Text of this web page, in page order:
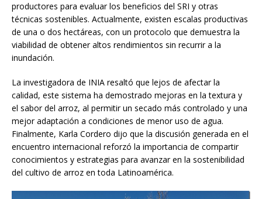
productores para evaluar los beneficios del SRI y otras
técnicas sostenibles. Actualmente, existen escalas productivas
de una o dos hectáreas, con un protocolo que demuestra la
viabilidad de obtener altos rendimientos sin recurrir a la
inundación.
La investigadora de INIA resaltó que lejos de afectar la
calidad, este sistema ha demostrado mejoras en la textura y
el sabor del arroz, al permitir un secado más controlado y una
mejor adaptación a condiciones de menor uso de agua.
Finalmente, Karla Cordero dijo que la discusión generada en el
encuentro internacional reforzó la importancia de compartir
conocimientos y estrategias para avanzar en la sostenibilidad
del cultivo de arroz en toda Latinoamérica.